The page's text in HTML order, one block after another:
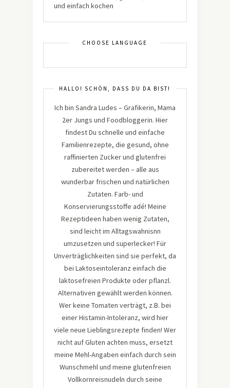
CHOOSE LANGUAGE
HALLO! SCHÖN, DASS DU DA BIST!
Ich bin Sandra Ludes – Grafikerin, Mama
2er Jungs und Foodbloggerin. Hier
findest Du schnelle und einfache
Familienrezepte, die gesund, ohne
raffinierten Zucker und glutenfrei
zubereitet werden – alle aus
wunderbar frischen und natürlichen
Zutaten. Farb- und
Konservierungsstoffe adé! Meine
Rezeptideen haben wenig Zutaten,
sind leicht im Alltagswahnisnn
umzusetzen und superlecker! Für
Unverträglichkeiten sind sie perfekt, da
bei Laktoseintoleranz einfach die
laktosefreien Produkte oder pflanzl.
Alternativen gewählt werden können.
Wer keine Tomaten verträgt, z.B. bei
einer Histamin-Intoleranz, wird hier
viele neue Lieblingsrezepte finden! Wer
nicht auf Gluten achten muss, ersetzt
meine Mehl-Angaben einfach durch sein
Wunschmehl und meine glutenfreien
Vollkornreisnudeln durch seine